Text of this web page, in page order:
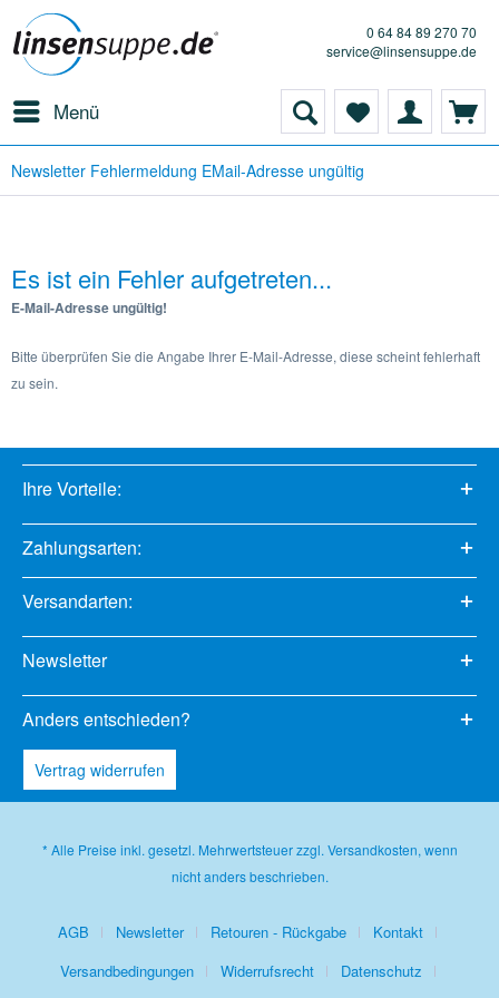
0 64 84 89 270 70
service@linsensuppe.de
Menü
Newsletter Fehlermeldung EMail-Adresse ungültig
Es ist ein Fehler aufgetreten...
E-Mail-Adresse ungültig!
Bitte überprüfen Sie die Angabe Ihrer E-Mail-Adresse, diese scheint fehlerhaft
zu sein.
Ihre Vorteile:
Zahlungsarten:
Versandarten:
Newsletter
Anders entschieden?
Vertrag widerrufen
* Alle Preise inkl. gesetzl. Mehrwertsteuer zzgl. Versandkosten, wenn
nicht anders beschrieben.
AGB Newsletter Retouren - Rückgabe
Kontakt
Versandbedingungen
Widerrufsrecht Datenschutz